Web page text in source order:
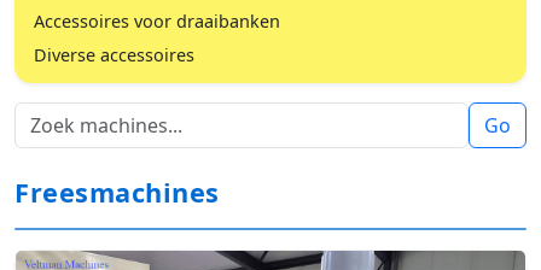
Accessoires voor draaibanken
Diverse accessoires
Go
Freesmachines